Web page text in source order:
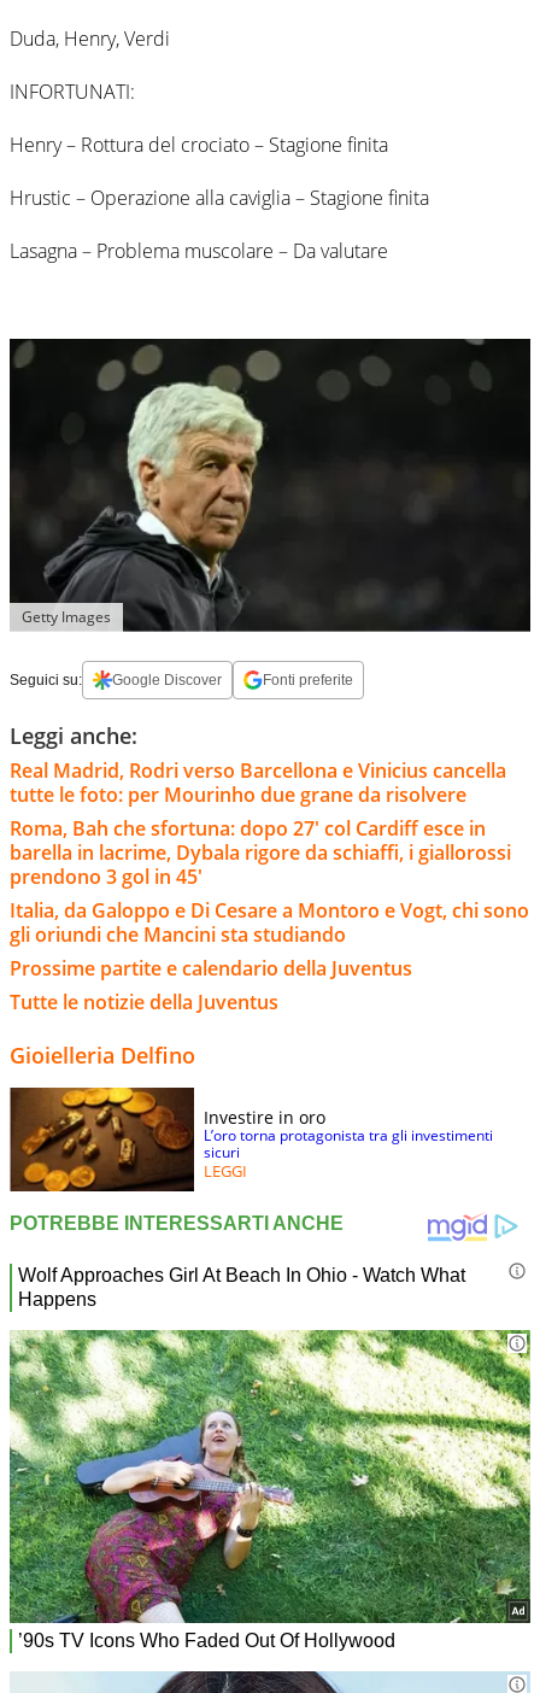
Duda, Henry, Verdi
INFORTUNATI:
Henry – Rottura del crociato – Stagione finita
Hrustic – Operazione alla caviglia – Stagione finita
Lasagna – Problema muscolare – Da valutare
Getty Images
Seguici su: Google Discover Fonti preferite
Leggi anche:
Real Madrid, Rodri verso Barcellona e Vinicius cancella
tutte le foto: per Mourinho due grane da risolvere
Roma, Bah che sfortuna: dopo 27' col Cardiff esce in
barella in lacrime, Dybala rigore da schiaffi, i giallorossi
prendono 3 gol in 45'
Italia, da Galoppo e Di Cesare a Montoro e Vogt, chi sono
gli oriundi che Mancini sta studiando
Prossime partite e calendario della Juventus
Tutte le notizie della Juventus
Gioielleria Delfino
Investire in oro
L’oro torna protagonista tra gli investimenti
sicuri
LEGGI